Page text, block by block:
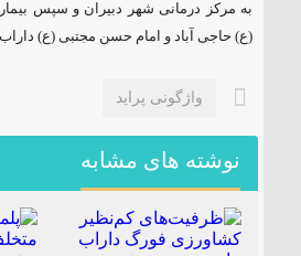
به مرکز درمانی شهر دبیران و سپس
(ع) حاجی آباد و امام حسن مجتبی (ع) داراب
واژگونی پراید
نوشته های مشابه